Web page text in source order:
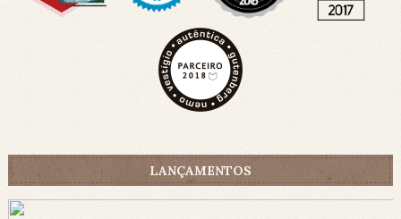
LANÇAMENTOS